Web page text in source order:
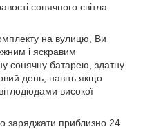
сонячного світла.
на вулицю, Ви
і яскравим
сонячну батарею, здатну
день, навіть якщо
високої
заряджати приблизно 24